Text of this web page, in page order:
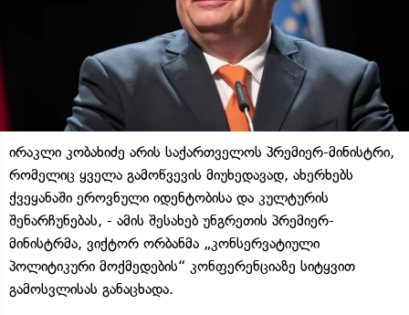
ირაკლი კობახიძე არის საქართველოს პრემიერ-მინისტრი,
რომელიც ყველა გამოწვევის მიუხედავად, ახერხებს
ქვეყანაში ეროვნული იდენტობისა და კულტურის
შენარჩუნებას, - ამის შესახებ უნგრეთის პრემიერ-
მინისტრმა, ვიქტორ ორბანმა „კონსერვატიული
პოლიტიკური მოქმედების“ კონფერენციაზე სიტყვით
გამოსვლისას განაცხადა.